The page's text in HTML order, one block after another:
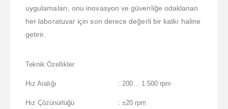
uygulamaları, onu inovasyon ve güvenliğe odaklanan
her laboratuvar için son derece değerli bir katkı haline
getirir.
Teknik Özellikler
Hız Aralığı : 200… 1.500 rpm
Hız Çözünürlüğü : ±20 rpm